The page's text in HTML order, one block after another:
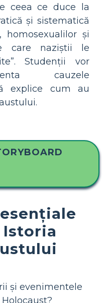
ceea ce duce la
și sistematică
homosexualilor și
care naziștii le
Studenții vor
cauzele
explice cum au
și evenimentele